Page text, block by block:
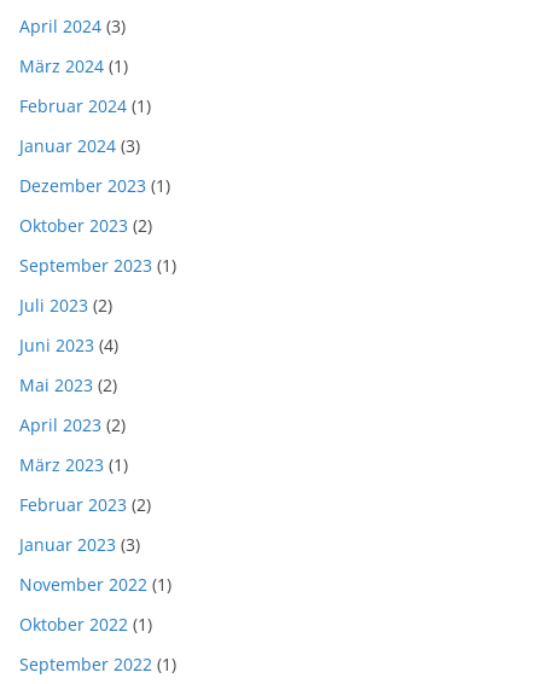
April 2024 (3)
März 2024 (1)
Februar 2024 (1)
Januar 2024 (3)
Dezember 2023 (1)
Oktober 2023 (2)
September 2023 (1)
Juli 2023 (2)
Juni 2023 (4)
Mai 2023 (2)
April 2023 (2)
März 2023 (1)
Februar 2023 (2)
Januar 2023 (3)
November 2022 (1)
Oktober 2022 (1)
September 2022 (1)